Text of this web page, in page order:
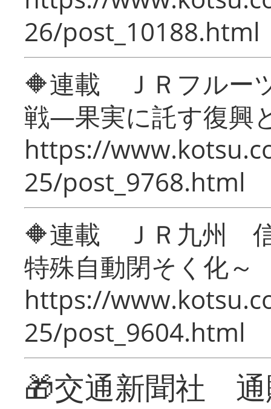
26/post_10188.html
🔶連載 ＪＲフルー
戦―果実に託す復興
https://
25/post_9768.html
🔶連載 ＪＲ九州 信
特殊自動閉そく化～
https://
25/post_9604.html
🎁交通新聞社